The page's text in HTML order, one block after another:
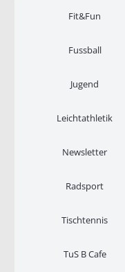
Fit&Fun
Fussball
Jugend
Leichtathletik
Newsletter
Radsport
Tischtennis
TuS B Cafe